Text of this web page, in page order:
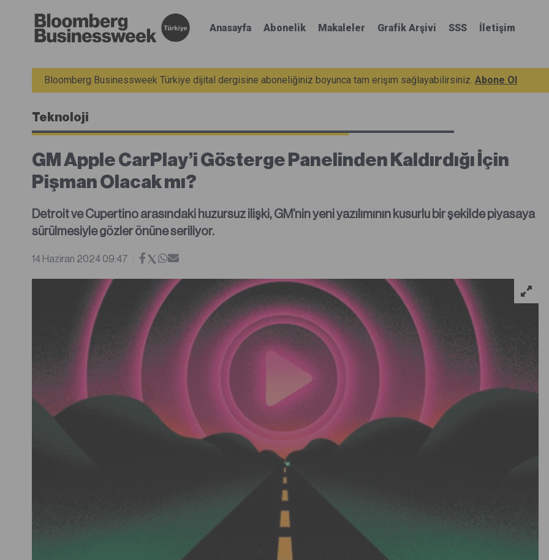
Anasayfa Abonelik Makaleler Grafik Arşivi SSS İletişim
Bloomberg Businessweek Türkiye dijital dergisine aboneliğiniz boyunca tam erişim sağlayabilirsiniz. Abone Ol
Teknoloji
GM Apple CarPlay’i Gösterge Panelinden Kaldırdığı İçin
Pişman Olacak mı?
Detroit ve Cupertino arasındaki huzursuz ilişki, GM’nin yeni yazılımının kusurlu bir şekilde piyasaya
sürülmesiyle gözler önüne seriliyor.
14 Haziran 2024 09:47